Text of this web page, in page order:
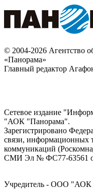
© 2004-2026 Агентство
«Панорама»
Главный редактор
Сетевое издание
"АОК "Панорама".
Зарегистрировано
связи, информационных
коммуникаций
СМИ Эл № ФС77-63561 от
Учредитель - ООО "АОК